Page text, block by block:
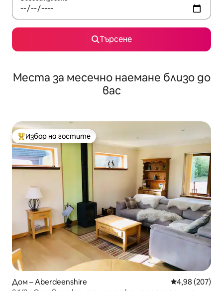
Търсене
Места за месечно наемане близо до
вас
Най-популярен избор на гостите
Избор на гостите
Дом – Aberdeenshire Средна
4,98 (207)